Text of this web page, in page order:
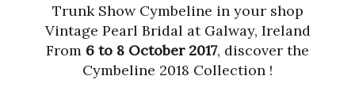
Trunk Show Cymbeline in your shop
Vintage Pearl Bridal at Galway, Ireland
From 6 to 8 October 2017, discover the
Cymbeline 2018 Collection !